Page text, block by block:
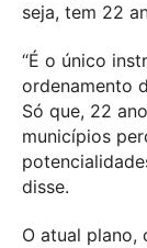
seja, tem 22
“É o único
ordenamento
Só que, 22
municípios
disse.
O atual plano,